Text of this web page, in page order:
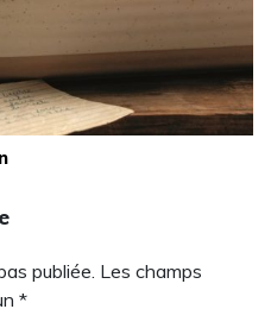
publiée. Les champs
*